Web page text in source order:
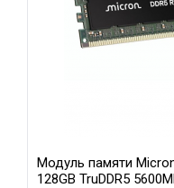
Модуль памяти
128GB TruDDR5